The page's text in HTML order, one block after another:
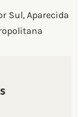
Sul, Aparecida